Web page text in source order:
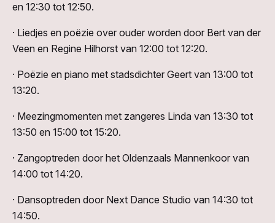
en 12:30 tot 12:50.
· Liedjes en poëzie over ouder worden door Bert van der
Veen en Regine Hilhorst van 12:00 tot 12:20.
· Poëzie en piano met stadsdichter Geert van 13:00 tot
13:20.
· Meezingmomenten met zangeres Linda van 13:30 tot
13:50 en 15:00 tot 15:20.
· Zangoptreden door het Oldenzaals Mannenkoor van
14:00 tot 14:20.
· Dansoptreden door Next Dance Studio van 14:30 tot
14:50.